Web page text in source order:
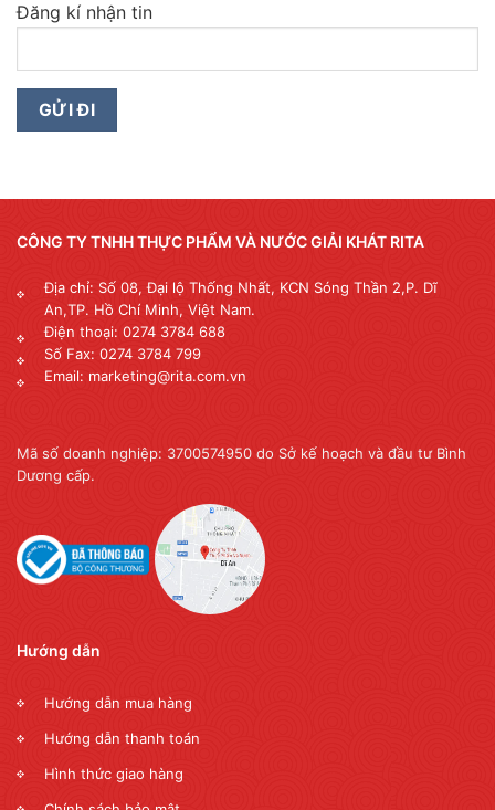
Đăng kí nhận tin
CÔNG TY TNHH THỰC PHẨM VÀ NƯỚC GIẢI KHÁT RITA
Địa chỉ: Số 08, Đại lộ Thống Nhất, KCN Sóng Thần 2,P. Dĩ
An,TP. Hồ Chí Minh, Việt Nam.
Điện thoại: 0274 3784 688
Số Fax: 0274 3784 799
Email: marketing@rita.com.vn
Mã số doanh nghiệp: 3700574950 do Sở kế hoạch và đầu tư Bình
Dương cấp.
Hướng dẫn
Hướng dẫn mua hàng
Hướng dẫn thanh toán
Hình thức giao hàng